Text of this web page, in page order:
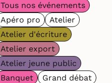
Tous nos événements
Apéro pro
Atelier
Atelier d'écriture
Atelier export
Atelier jeune public
Banquet
Grand débat